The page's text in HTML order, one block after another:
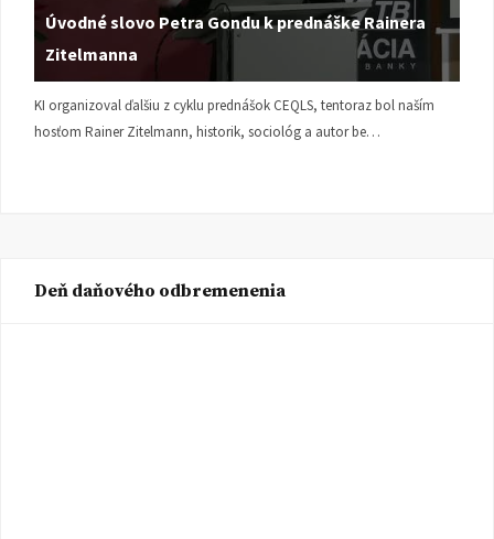
Úvodné slovo Petra Gondu k prednáške Rainera
Zitelmanna
KI organizoval ďalšiu z cyklu prednášok CEQLS, tentoraz bol naším
hosťom Rainer Zitelmann, historik, sociológ a autor be…
Deň daňového odbremenenia